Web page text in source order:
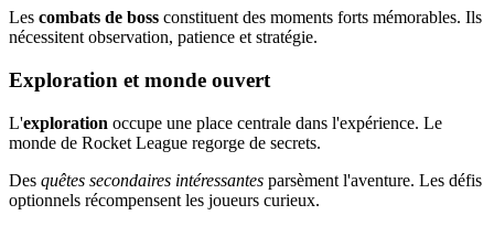
Les combats de boss constituent des moments forts mémorables. Ils
nécessitent observation, patience et stratégie.
Exploration et monde ouvert
L'exploration occupe une place centrale dans l'expérience. Le
monde de Rocket League regorge de secrets.
Des quêtes secondaires intéressantes parsèment l'aventure. Les défis
optionnels récompensent les joueurs curieux.